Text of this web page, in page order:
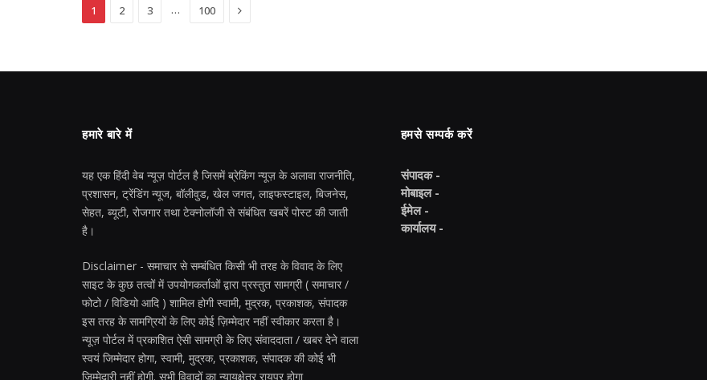
1 2 3 … 100 Next
हमारे बारे में
यह एक हिंदी वेब न्यूज़ पोर्टल है जिसमें ब्रेकिंग न्यूज़ के अलावा राजनीति,
प्रशासन, ट्रेंडिंग न्यूज, बॉलीवुड, खेल जगत, लाइफस्टाइल, बिजनेस,
सेहत, ब्यूटी, रोजगार तथा टेक्नोलॉजी से संबंधित खबरें पोस्ट की जाती
है।
Disclaimer - समाचार से सम्बंधित किसी भी तरह के विवाद के लिए
साइट के कुछ तत्वों में उपयोगकर्ताओं द्वारा प्रस्तुत सामग्री ( समाचार /
फोटो / विडियो आदि ) शामिल होगी स्वामी, मुद्रक, प्रकाशक, संपादक
इस तरह के सामग्रियों के लिए कोई ज़िम्मेदार नहीं स्वीकार करता है।
न्यूज़ पोर्टल में प्रकाशित ऐसी सामग्री के लिए संवाददाता / खबर देने वाला
स्वयं जिम्मेदार होगा, स्वामी, मुद्रक, प्रकाशक, संपादक की कोई भी
जिम्मेदारी नहीं होगी. सभी विवादों का न्यायक्षेत्र रायपुर होगा
हमसे सम्पर्क करें
संपादक -
मोबाइल -
ईमेल -
कार्यालय -